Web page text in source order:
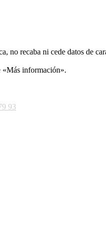
no recaba ni cede datos de
«Más información».
93